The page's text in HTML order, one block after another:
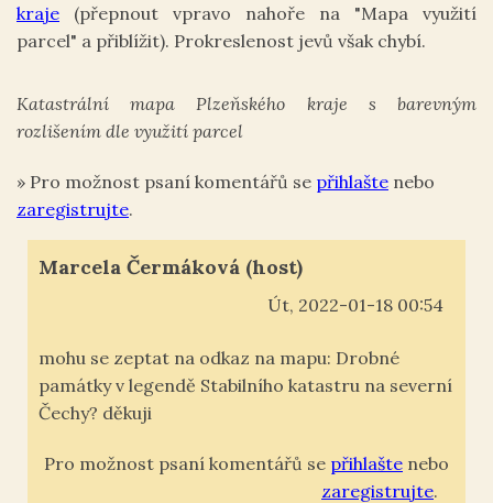
kraje (přepnout vpravo nahoře na "Mapa využití
parcel" a přiblížit). Prokreslenost jevů však chybí.
Katastrální mapa Plzeňského kraje s barevným
rozlišením dle využití parcel
» Pro možnost psaní komentářů se přihlašte nebo
zaregistrujte.
Marcela Čermáková (host)
Út, 2022-01-18 00:54
mohu se zeptat na odkaz na mapu: Drobné
památky v legendě Stabilního katastru na severní
Čechy? děkuji
Pro možnost psaní komentářů se přihlašte nebo
zaregistrujte.